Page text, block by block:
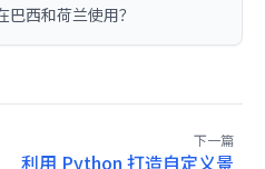
西和荷兰使用？
下一篇
利用 Python 打造自定义景